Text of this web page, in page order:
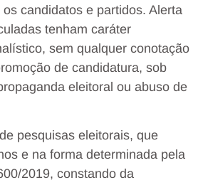
candidatos e partidos. Alerta
tenham caráter
sem qualquer conotação
de candidatura, sob
eleitoral ou abuso de
pesquisas eleitorais, que
e na forma determinada pela
2019, constando da